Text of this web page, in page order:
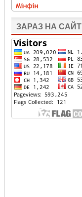
ЗАРАЗ НА САЙТІ